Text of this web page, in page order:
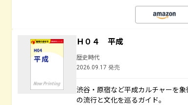
Ｈ０４ 平成
歴史時代
2026.09.17 発売
渋谷・原宿など平成カルチャーを
の流行と文化を巡るガイド。